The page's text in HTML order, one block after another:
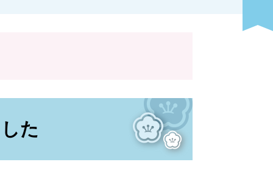
た